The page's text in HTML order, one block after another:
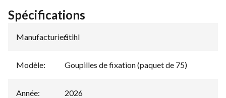
Spécifications
Manufacturier:
Stihl
Modèle: Goupilles de fixation (paquet de 75)
Année: 2026